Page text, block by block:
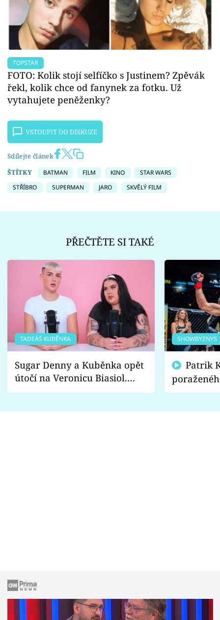
TOPSTAR
FOTO: Kolik stojí selfíčko s Justinem? Zpěvák
řekl, kolik chce od fanynek za fotku. Už
vytahujete peněženky?
VSTOUPIT DO DISKUZE
Sdílejte článek
ŠTÍTKY
BATMAN FILM KINO
STAR WARS
STŘÍBRO
SUPERMAN JARO SKVĚLÝ FILM
PŘEČTĚTE SI TAKÉ
TADEÁŠ KUBĚNKA
Sugar Denny a Kuběnka opět
útočí na Veronicu Biasiol.
Proč je podle nich falešná a
SHOWBYZNYS
fanoušci